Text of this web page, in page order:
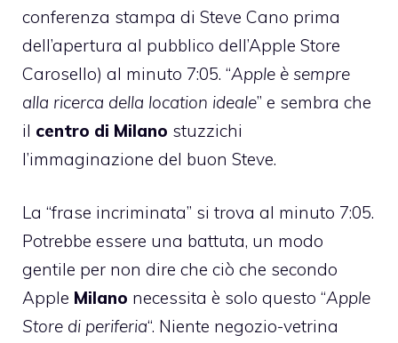
conferenza stampa di Steve Cano prima
dell’apertura al pubblico dell’Apple Store
Carosello) al minuto 7:05. “Apple è sempre
alla ricerca della location ideale” e sembra che
il centro di Milano stuzzichi
l’immaginazione del buon Steve.
La “frase incriminata” si trova al minuto 7:05.
Potrebbe essere una battuta, un modo
gentile per non dire che ciò che secondo
Apple Milano necessita è solo questo “Apple
Store di periferia“. Niente negozio-vetrina